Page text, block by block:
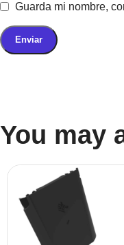
Guarda mi nombre,
You may